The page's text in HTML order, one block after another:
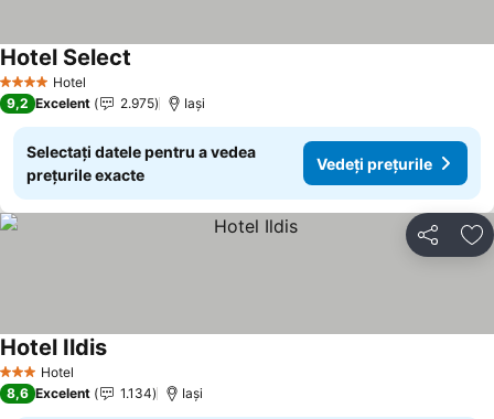
4 Stele Hotel
Hotel Select
9,2 Excelent 2.975 Iaşi
Selectați datele pentru a vedea
prețurile exacte
Vedeți prețurile
Distribuiți
3 SteleHotel
Hotel IldisVedeți prețurile
8,6 Excelent 1.134 Iaşi